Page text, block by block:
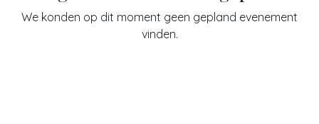
We konden op dit moment geen gepland evenement
vinden.